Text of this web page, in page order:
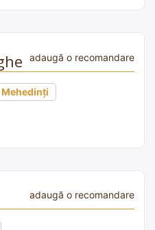
adaugă o recomandare
Mehedinți
adaugă o recomandare